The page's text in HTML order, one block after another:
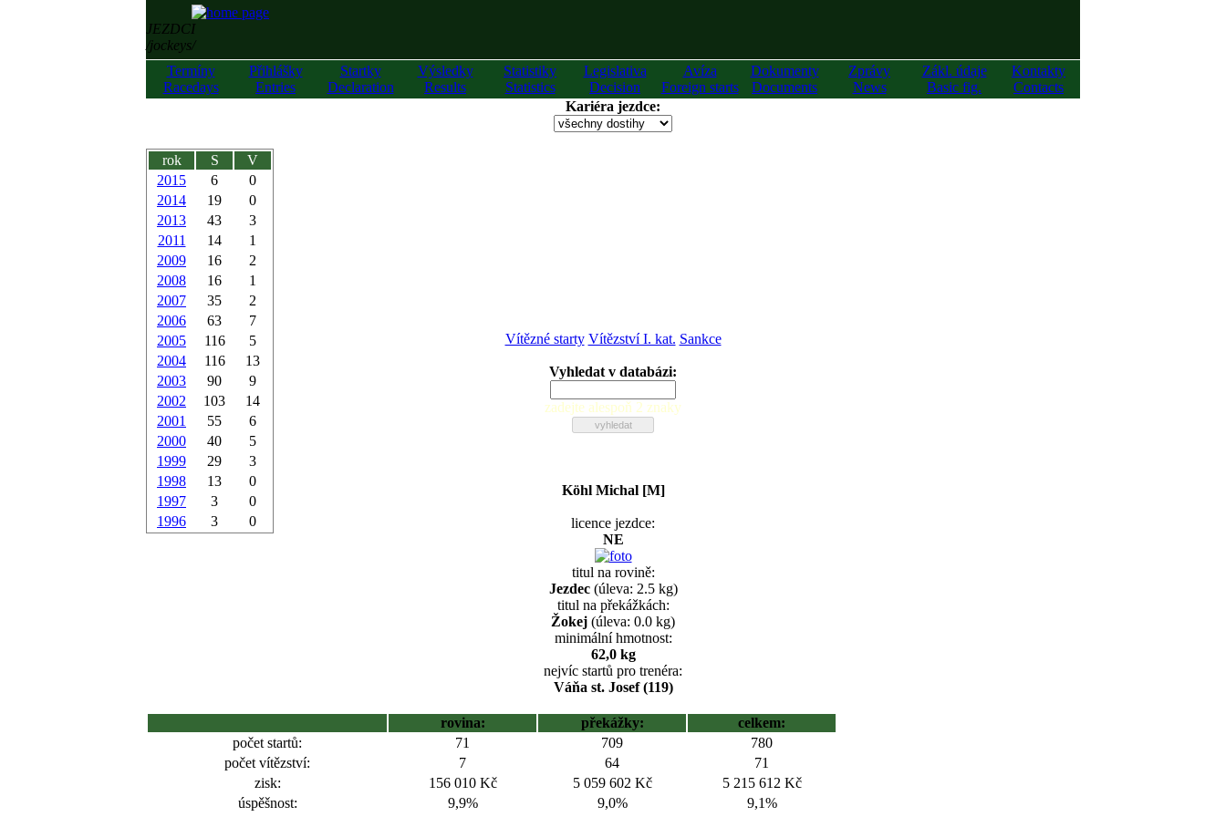
JEZDCI
/jockeys/
Termíny
Racedays
Přihlášky
Entries
Startky
Declaration
Výsledky
Results
Statistiky
Statistics
Legislativa
Decision
Avíza
Foreign starts
Dokumenty
Documents
Zprávy
News
Zákl. údaje
Basic fig.
Kontakty
Contacts
Kariéra jezdce:
rok S
V
2015
6
0
2014
19
0
2013
43
3
2011
14
1
2009
16
2
2008
16
1
2007
35
2
2006
63
7
2005
116
5
2004
116
13
2003
90
9
2002
103
14
2001
55
6
2000
40
5
1999
29
3
1998
13
0
1997
3
0
1996
3 0
Vítězné starty Vítězství I. kat. Sankce
Vyhledat v databázi:
zadejte alespoň 2 znaky
Köhl Michal [M]
licence jezdce:
NE
titul na rovině:
Jezdec(úleva: 2.5 kg)
titul na překážkách:
Žokej (úleva: 0.0 kg)
minimální hmotnost:
62,0 kg
nejvíc startů pro trenéra:
Váňa st. Josef (119)
rovina: překážky:
celkem:
počet startů:
71 709
780
počet vítězství:
7 64
71
zisk:
156 010 Kč 5 059 602 Kč
5 215 612 Kč
úspěšnost:
9,9% 9,0%
9,1%